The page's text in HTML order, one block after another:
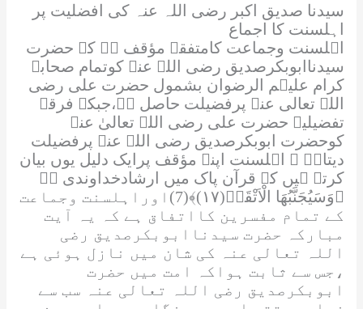
سیدنا صدیق اکبر رضی اللہ عنہ کی افضلیت پر
اہلسنت کا اجماع
اہلسنت وجماعت کامتفقہ مؤقف ہے کہ حضرت
سیدناابوبکرصدیق رضی اللہ عنہ کوتمام صحابہ
کرام علیہم الرضوان بشمول حضرت علی رضی
اللہ تعالی عنہ پرفضیلت حاصل ہے،جبکہ فرقہ
تفضیلیہ حضرت علی رضی اللہ تعالیٰ عنہ
کوحضرت ابوبکرصدیق رضی اللہ عنہ پرفضیلت
دیتاہے ۔ اہلسنت اپنے مؤقف پرایک دلیل یوں بیان
کرتے ہیں کہ قرآن پاک میں ارشادخداوندی ہے
﴿وَسَیُجَنَّبُهَا الْاَتْقَىۙ(۱۷)﴾
(7)اوراہلسنت وجماعت
کے تمام مفسرین کااتفاق ہے کہ یہ آیت
مبارکہ حضرت سیدناابوبکرصدیق رضی
اللہ تعالی عنہ کی شان میں نازل ہوئی ہے
،جس سے ثابت ہواکہ امت میں حضرت
ابوبکرصدیق رضی اللہ تعالی عنہ سب سے